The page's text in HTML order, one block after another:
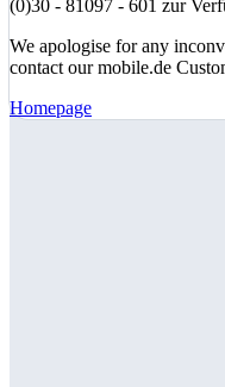
(0)30 - 81097 - 601 zur
We apologise for any
contact our mobile.de
Homepage